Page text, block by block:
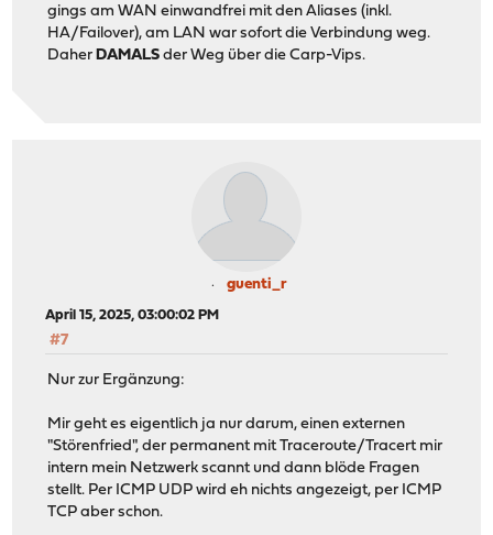
gings am WAN einwandfrei mit den Aliases (inkl.
HA/Failover), am LAN war sofort die Verbindung weg.
DaherDAMALS der Weg über die Carp-Vips.
guenti_r
April 15, 2025, 03:00:02 PM
#7
Nur zur Ergänzung:
Mir geht es eigentlich ja nur darum, einen externen
"Störenfried", der permanent mit Traceroute/Tracert mir
intern mein Netzwerk scannt und dann blöde Fragen
stellt. Per ICMP UDP wird eh nichts angezeigt, per ICMP
TCP aber schon.